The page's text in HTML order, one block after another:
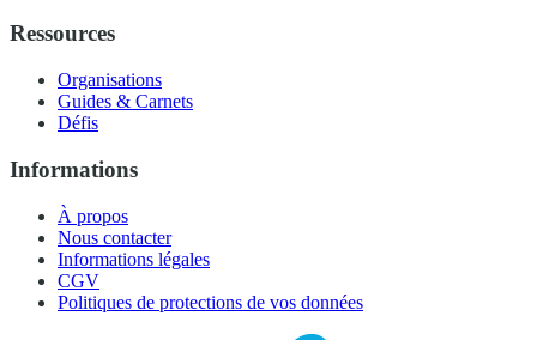
Ressources
Organisations
Guides & Carnets
Défis
Informations
À propos
Nous contacter
Informations légales
CGV
Politiques de protections de vos données